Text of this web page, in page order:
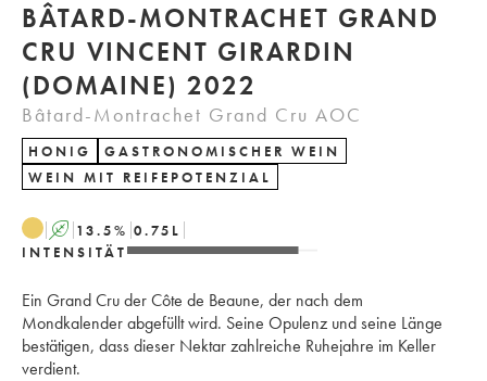
BÂTARD-MONTRACHET GRAND
CRU VINCENT GIRARDIN
(DOMAINE) 2022
Bâtard-Montrachet Grand Cru AOC
HONIG
GASTRONOMISCHER WEIN
WEIN MIT REIFEPOTENZIAL
A 13.5% 0.75 L
INTENSITÄT
Ein Grand Cru der Côte de Beaune, der nach dem
Mondkalender abgefüllt wird. Seine Opulenz und seine Länge
bestätigen, dass dieser Nektar zahlreiche Ruhejahre im Keller
verdient.